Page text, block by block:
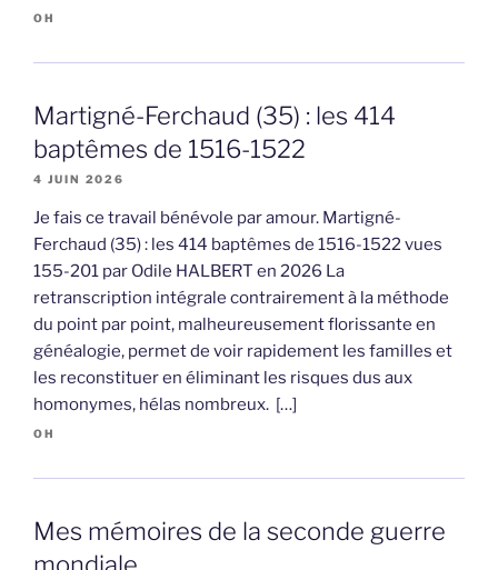
OH
Martigné-Ferchaud (35) : les 414
baptêmes de 1516-1522
4 JUIN 2026
Je fais ce travail bénévole par amour. Martigné-
Ferchaud (35) : les 414 baptêmes de 1516-1522 vues
155-201 par Odile HALBERT en 2026 La
retranscription intégrale contrairement à la méthode
du point par point, malheureusement florissante en
généalogie, permet de voir rapidement les familles et
les reconstituer en éliminant les risques dus aux
homonymes, hélas nombreux. […]
OH
Mes mémoires de la seconde guerre